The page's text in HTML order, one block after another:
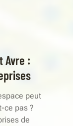
Avre :
peut
ce pas ?
de